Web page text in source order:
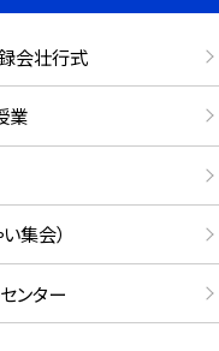
会壮行式
業
集会）
ンター